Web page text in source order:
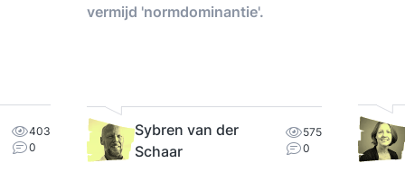
403
0
vermijd 'normdominantie'.
Sybren van der
Schaar
575
0